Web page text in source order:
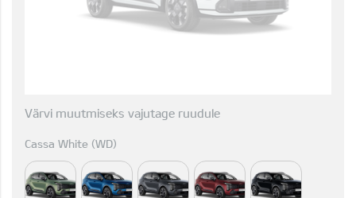
Värvi muutmiseks vajutage ruudule
Cassa White (WD)